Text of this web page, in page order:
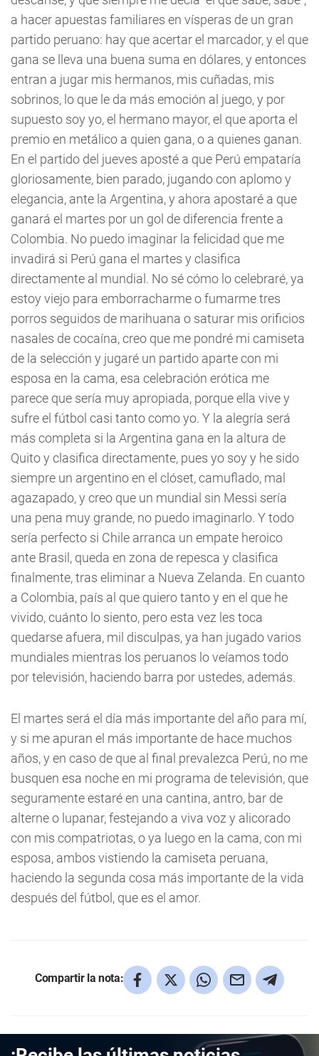
a hacer apuestas familiares en vísperas de un gran
partido peruano: hay que acertar el marcador, y el que
gana se lleva una buena suma en dólares, y entonces
entran a jugar mis hermanos, mis cuñadas, mis
sobrinos, lo que le da más emoción al juego, y por
supuesto soy yo, el hermano mayor, el que aporta el
premio en metálico a quien gana, o a quienes ganan.
En el partido del jueves aposté a que Perú empataría
gloriosamente, bien parado, jugando con aplomo y
elegancia, ante la Argentina, y ahora apostaré a que
ganará el martes por un gol de diferencia frente a
Colombia. No puedo imaginar la felicidad que me
invadirá si Perú gana el martes y clasifica
directamente al mundial. No sé cómo lo celebraré, ya
estoy viejo para emborracharme o fumarme tres
porros seguidos de marihuana o saturar mis orificios
nasales de cocaína, creo que me pondré mi camiseta
de la selección y jugaré un partido aparte con mi
esposa en la cama, esa celebración erótica me
parece que sería muy apropiada, porque ella vive y
sufre el fútbol casi tanto como yo. Y la alegría será
más completa si la Argentina gana en la altura de
Quito y clasifica directamente, pues yo soy y he sido
siempre un argentino en el clóset, camuflado, mal
agazapado, y creo que un mundial sin Messi sería
una pena muy grande, no puedo imaginarlo. Y todo
sería perfecto si Chile arranca un empate heroico
ante Brasil, queda en zona de repesca y clasifica
finalmente, tras eliminar a Nueva Zelanda. En cuanto
a Colombia, país al que quiero tanto y en el que he
vivido, cuánto lo siento, pero esta vez les toca
quedarse afuera, mil disculpas, ya han jugado varios
mundiales mientras los peruanos lo veíamos todo
por televisión, haciendo barra por ustedes, además.
El martes será el día más importante del año para mí,
y si me apuran el más importante de hace muchos
años, y en caso de que al final prevalezca Perú, no me
busquen esa noche en mi programa de televisión, que
seguramente estaré en una cantina, antro, bar de
alterne o lupanar, festejando a viva voz y alicorado
con mis compatriotas, o ya luego en la cama, con mi
esposa, ambos vistiendo la camiseta peruana,
haciendo la segunda cosa más importante de la vida
después del fútbol, que es el amor.
Compartir la nota: